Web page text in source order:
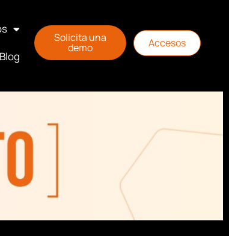
Blog
Solicita una
demo Accesos